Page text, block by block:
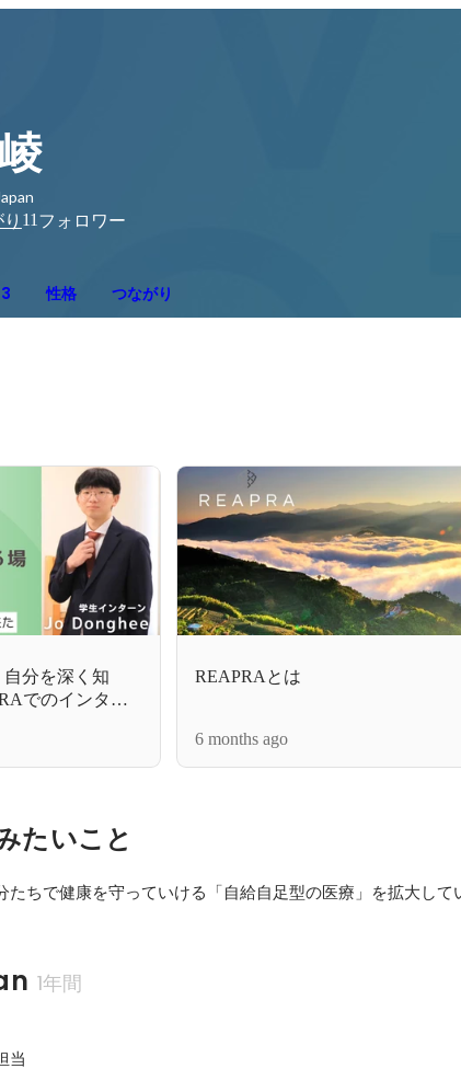
11 フォロワー
性格 つながり
自分を深く知
でのインター
REAPRAとは
6 months ago
たいこと
1年間
当